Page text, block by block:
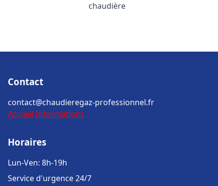
chaudière
Contact
contact@chaudieregaz-professionnel.fr
Accueil Informations
Horaires
Lun-Ven: 8h-19h
Service d'urgence 24/7